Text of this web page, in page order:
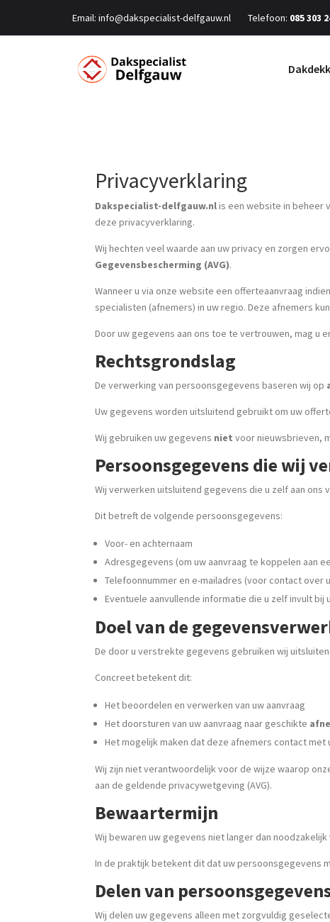
Email: info@dakspecialist-delfgauw.nl Telefoon: 085 303
Privacyverklaring
Dakspecialist-delfgauw.nlis een website in beheer
deze privacyverklaring.
Wij hechten veel waarde aan uw privacy en zorgen
Gegevensbescherming (AVG).
Wanneer u via onze website een offerteaanvraag
specialisten (afnemers) in uw regio. Deze afnemers
Door uw gegevens aan ons toe te vertrouwen, mag u
Rechtsgrondslag
De verwerking van persoonsgegevens baseren wij op
Uw gegevens worden uitsluitend gebruikt om uw
Wij gebruiken uw gegevens niet voor nieuwsbrieven,
Persoonsgegevens die wij
Wij verwerken uitsluitend gegevens die u zelf aan
Dit betreft de volgende persoonsgegevens:
Voor- en achternaam
Adresgegevens (om uw aanvraag te koppelen aan
Telefoonnummer en e-mailadres (voor contact over
Eventuele aanvullende informatie die u zelf invult bij
Doel van de
De door u verstrekte gegevens gebruiken wij
Concreet betekent dit:
Het beoordelen en verwerken van uw aanvraag
Het doorsturen van uw aanvraag naar geschikte
Het mogelijk maken dat deze afnemers contact
Wij zijn niet verantwoordelijk voor de wijze waarop
aan de geldende privacywetgeving (AVG).
Bewaartermijn
Wij bewaren uw gegevens niet langer dan
In de praktijk betekent dit dat uw persoonsgegevens
Delen van
Wij delen uw gegevens alleen met zorgvuldig